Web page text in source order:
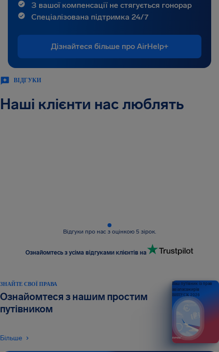
З вашої компенсації не стягується гонорар
Спеціалізована підтримка 24/7
Дізнайтеся більше про AirHelp+
ВІДГУКИ
Наші клієнти нас люблять
Відгуки про нас з оцінкою 5 зірок.
Ознайомтесь з усіма відгуками клієнтів на
ЗНАЙТЕ СВОЇ ПРАВА
Ознайомтеся з нашим простим
путівником
Більше
Ваш путівник із прав
авіапасажирів
ВИПУСК 2026